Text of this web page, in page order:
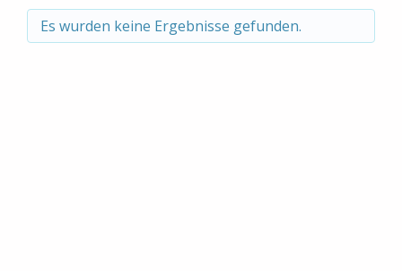
Es wurden keine Ergebnisse gefunden.